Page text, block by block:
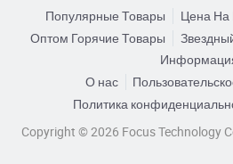
Популярные Товары
Цена На
Оптом Горячие Товары
О нас
Политика
Copyright © 2026 Focus Technology